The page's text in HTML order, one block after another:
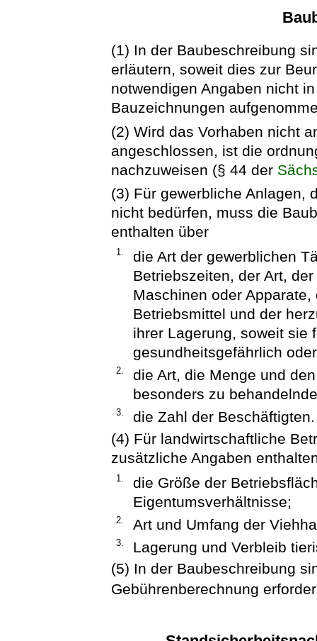
(1) In der Baubeschreibung
erläutern, soweit dies zur
notwendigen Angaben nicht
Bauzeichnungen
(2) Wird das Vorhaben nicht
angeschlossen, ist die
nachzuweisen (§ 44 der
(3) Für gewerbliche Anlagen,
nicht bedürfen, muss die
enthalten über
1.
die Art der gewerblichen
Betriebszeiten, der Art,
Maschinen oder
Betriebsmittel und der
ihrer Lagerung, soweit sie
gesundheitsgefährlich
2.
die Art, die Menge und
besonders zu
3.
die Zahl der Beschäftigten.
(4) Für landwirtschaftliche
zusätzliche Angaben
1.
die Größe der
Eigentumsverhältnisse;
2. Art und Umfang der
3.
Lagerung und Verbleib
(5) In der Baubeschreibung
Gebührenberechnung